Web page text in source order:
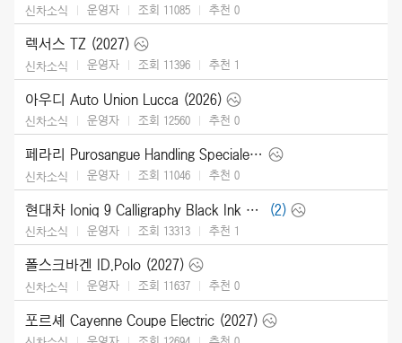
신차소식 운영자 조회 11085 추천 0
렉서스 TZ (2027)
신차소식 운영자 조회 11396 추천 1
아우디 Auto Union Lucca (2026)
신차소식 운영자 조회 12560 추천 0
페라리 Purosangue Handling Speciale (2027)
신차소식 운영자 조회 11046 추천 0
현대차 Ioniq 9 Calligraphy Black Ink (2027) (2)
신차소식 운영자 조회 13313 추천 1
폴스크바겐 ID.Polo (2027)
신차소식 운영자 조회 11637 추천 0
포르셰 Cayenne Coupe Electric (2027)